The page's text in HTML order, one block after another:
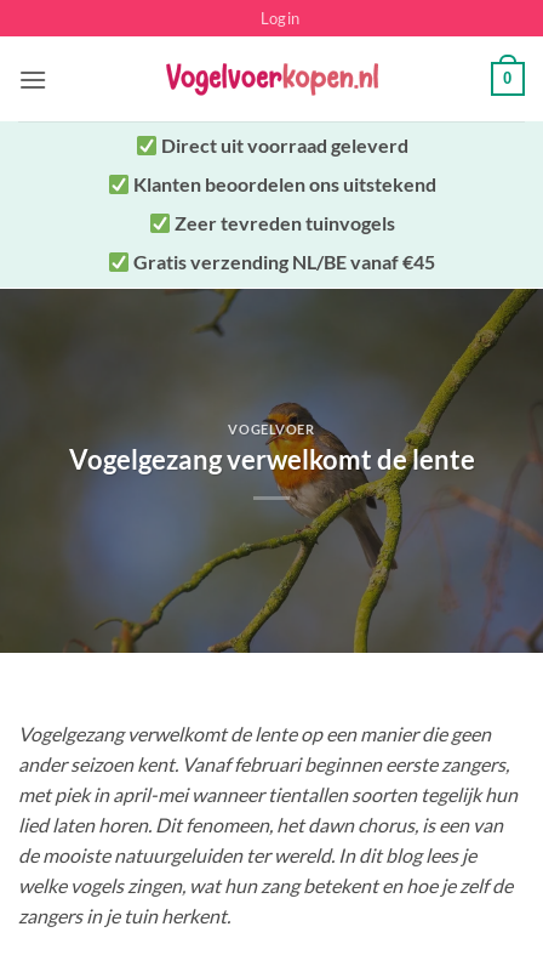
naar
inhoud
Login
0
Direct uitvoorraad geleverd
Klanten beoordelen ons uitstekend
Zeer tevreden tuinvogels
Gratis verzending NL/BE vanaf €45
VOGELVOER
Vogelgezang verwelkomt de lente
Vogelgezang verwelkomt de lente op een manier die geen
ander seizoen kent. Vanaf februari beginnen eerste zangers,
met piek in april-mei wanneer tientallen soorten tegelijk hun
lied laten horen. Dit fenomeen, het dawn chorus, is een van
de mooiste natuurgeluiden ter wereld. In dit blog lees je
welke vogels zingen, wat hun zang betekent en hoe je zelf de
zangers in je tuin herkent.